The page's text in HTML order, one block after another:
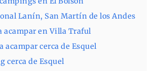
Lanín, San Martín de los Andes
acampar en Villa Traful
acampar cerca de Esquel
cerca de Esquel